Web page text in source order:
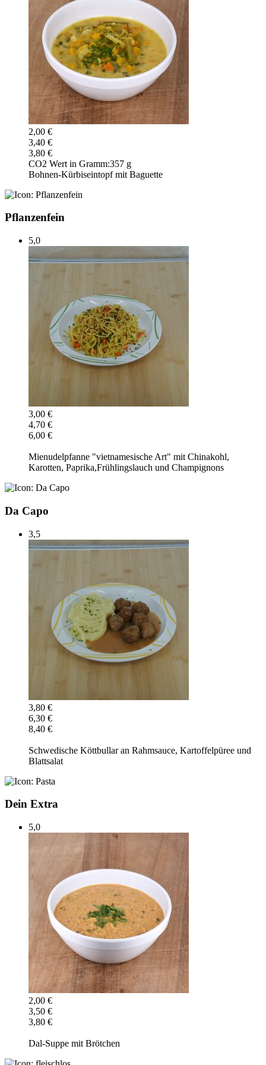
2,00 €
3,40 €
3,80 €
CO2 Wert in Gramm:357 g
Bohnen-Kürbiseintopf mit Baguette
Pflanzenfein
5,0
3,00 €
4,70 €
6,00 €
Mienudelpfanne "vietnamesische Art" mit Chinakohl,
Karotten, Paprika,Frühlingslauch und Champignons
Da Capo
3,5
3,80 €
6,30 €
8,40 €
Schwedische Köttbullar an Rahmsauce, Kartoffelpüree und
Blattsalat
Dein Extra
5,0
2,00 €
3,50 €
3,80 €
Dal-Suppe mit Brötchen